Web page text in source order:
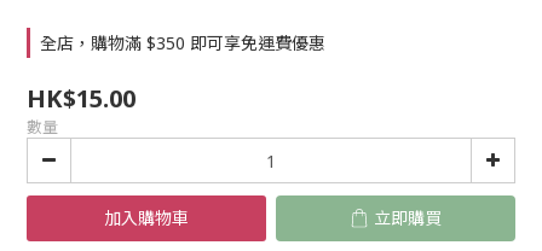
全店，購物滿 $350 即可享免運費優惠
HK$15.00
數量
加入購物車 立即購買